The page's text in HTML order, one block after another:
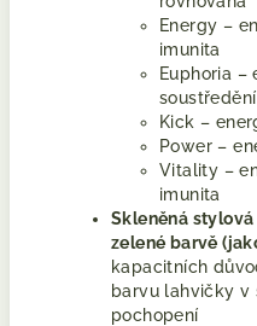
Energy –
imunita
Euphoria –
soustředění
Kick –
Power –
Vitality –
imunita
Skleněná
zelené barvě
kapacitních
barvu lahvičky v
pochopení